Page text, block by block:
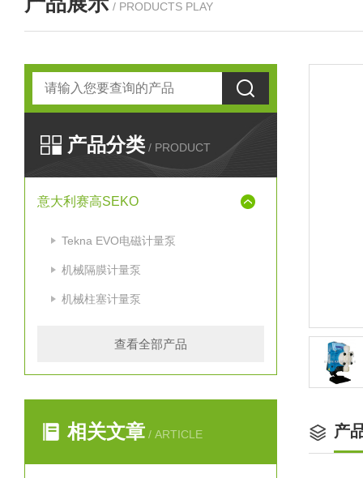
/ PRODUCTS PLAY
产品分类 / PRODUCT
意大利赛高SEKO
Tekna EVO电磁计量泵
机械隔膜计量泵
机械柱塞计量泵
查看全部产品
相关文章 / ARTICLE 产